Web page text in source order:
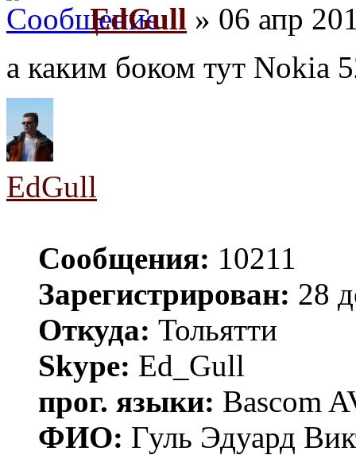
EdGull » 06 апр
а каким боком тут Nokia
EdGull
Сообщения: 10211
Зарегистрирован: 28
Откуда: Тольятти
Skype: Ed_Gull
прог. языки: Bascom
ФИО: Гуль Эдуард